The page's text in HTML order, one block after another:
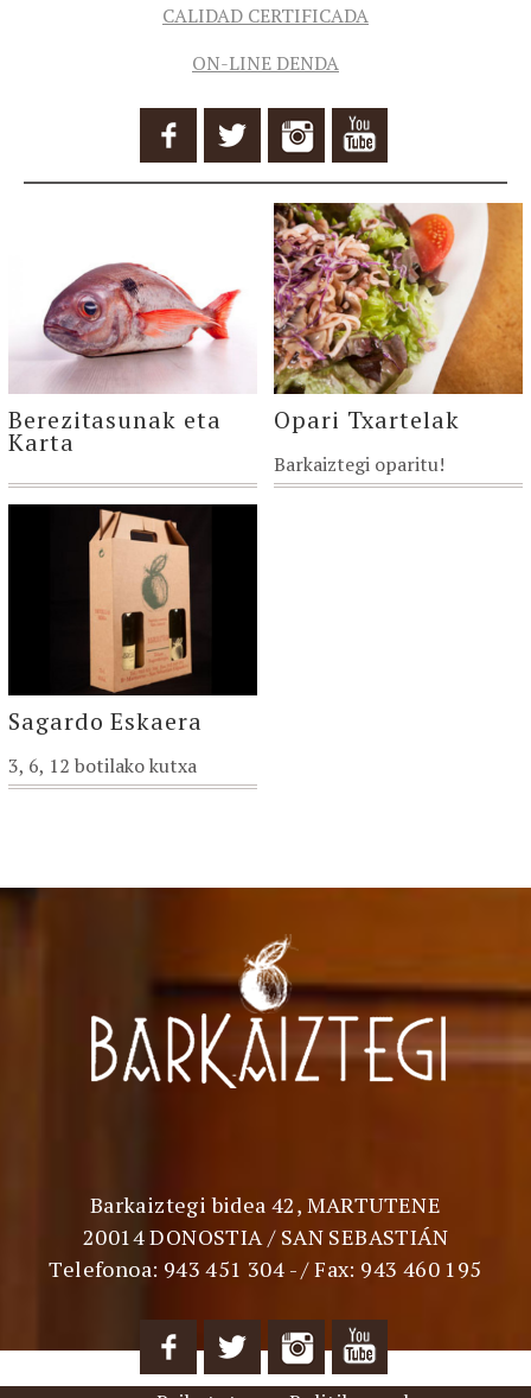
CALIDAD CERTIFICADA
ON-LINE DENDA
Berezitasunak eta
Karta
Opari Txartelak
Barkaiztegi oparitu!
Sagardo Eskaera
3, 6, 12 botilako kutxa
Barkaiztegi bidea 42, MARTUTENE
20014 DONOSTIA / SAN SEBASTIÁN
Telefonoa: 943 451 304 - / Fax: 943 460 195